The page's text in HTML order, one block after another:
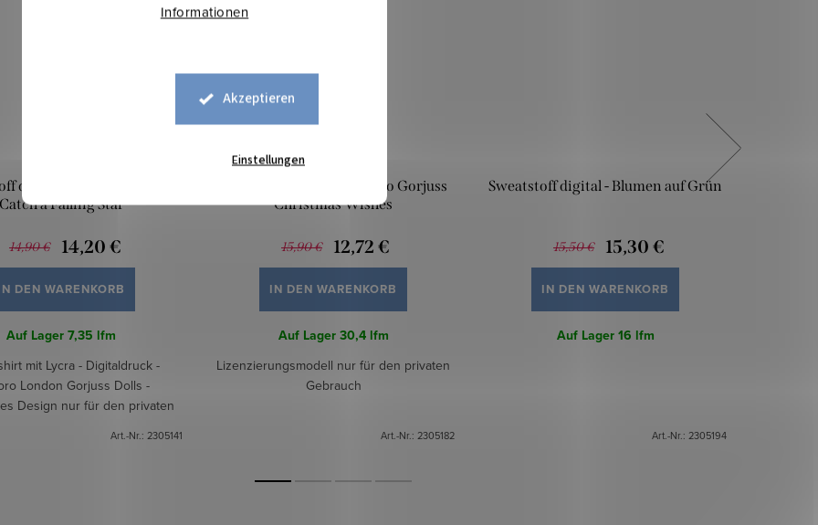
Informationen
Akzeptieren
Einstellungen
digital - Santoro Gorjuss
Catch a Falling Star
14,90 € 14,20 €
DEN WARENKORB
Auf Lager 7,35 lfm
mit Lycra - Digitaldruck -
London Gorjuss Dolls -
Design nur für den privaten
Art.-Nr.: 2305141
Sweatstoff digital - Santoro Gorjuss
Christmas Wishes
15,90 € 12,72 €
IN DEN WARENKORB
Auf Lager 30,4 lfm
Lizenzierungsmodell nur für den privaten
Gebrauch
Art.-Nr.: 2305182
Sweatstoff digital - Blumen auf Grün
15,50 € 15,30 €
IN DEN WARENKORB
Auf Lager 16 lfm
Art.-Nr.: 2305194